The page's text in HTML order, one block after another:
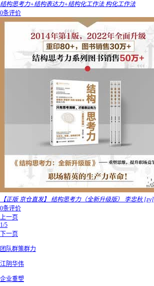
结构思考力+结构表达力+结构化工作法 构化工作法
0条评价
【正版 京仓直发】 结构思考力（全新升级版） 李忠秋 [zy]
0条评价
上一页
1/5
下一页
团队群策群力
江阴华伟
企业重塑